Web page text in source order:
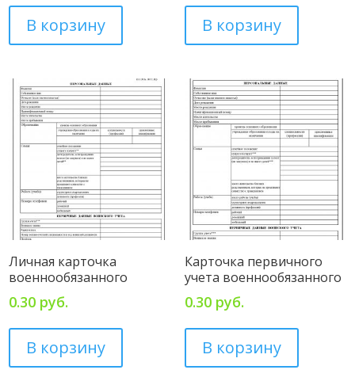
В корзину В корзину
Личная карточка
военнообязанного
0.30 руб.
В корзину
Карточка первичного
учета военнообязанного
0.30руб.
В корзину